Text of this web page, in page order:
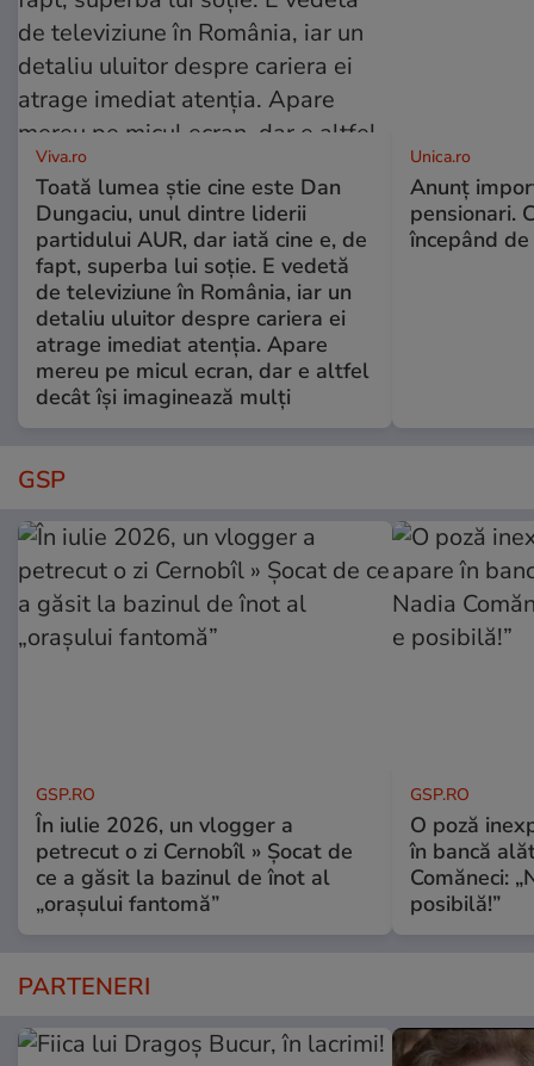
Viva.ro
Toată lumea știe cine este Dan
Dungaciu, unul dintre liderii
partidului AUR, dar iată cine e, de
fapt, superba lui soție. E vedetă
de televiziune în România, iar un
detaliu uluitor despre cariera ei
atrage imediat atenția. Apare
mereu pe micul ecran, dar e altfel
decât își imaginează mulți
Unica.ro
Anunț
pensionari.
începând
GSP
GSP.RO
În iulie 2026, un vlogger a
petrecut o zi Cernobîl » Șocat de
ce a găsit la bazinul de înot al
„orașului fantomă”
GSP.RO
O poză
în bancă
Comăneci:
posibilă!”
PARTENERI